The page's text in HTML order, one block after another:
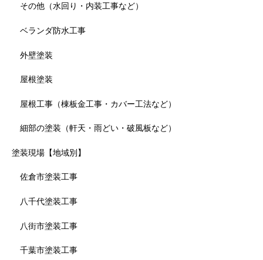
その他（水回り・内装工事など）
ベランダ防水工事
外壁塗装
屋根塗装
屋根工事（棟板金工事・カバー工法など）
細部の塗装（軒天・雨どい・破風板など）
塗装現場【地域別】
佐倉市塗装工事
八千代塗装工事
八街市塗装工事
千葉市塗装工事